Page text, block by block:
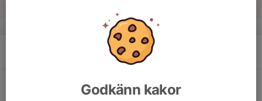
v.16
Fotbollsträning
sporthallen Bredbyn
Godkänn kakor